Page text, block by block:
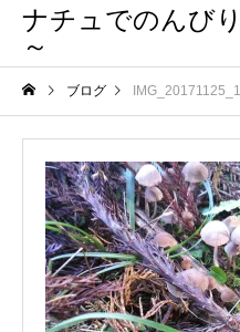
ナチュでのんび
～
ブログ